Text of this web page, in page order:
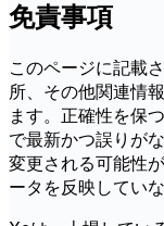
免責事項
このページに記載
所、その他関連情
ます。正確性を保
で最新かつ誤りが
変更される可能性
ータを反映してい